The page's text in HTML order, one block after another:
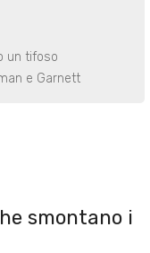
un tifoso
e Garnett
smontano i